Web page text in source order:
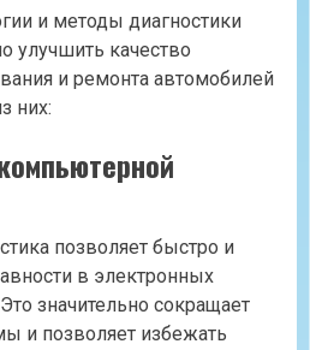
и методы диагностики
улучшить качество
и ремонта автомобилей
них:
позволяет быстро и
в электронных
значительно сокращает
и позволяет избежать